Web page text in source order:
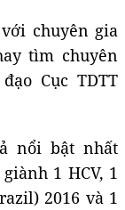
chuyên gia
tìm chuyên
Cục TDTT
nổi bật nhất
1 HCV, 1
2016 và 1